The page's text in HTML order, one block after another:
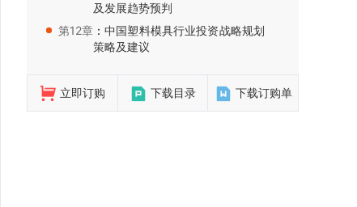
及发展趋势预判
第12章：：中国塑料模具行业投资战略规划
策略及建议
立即订购 下载目录 下载订购单